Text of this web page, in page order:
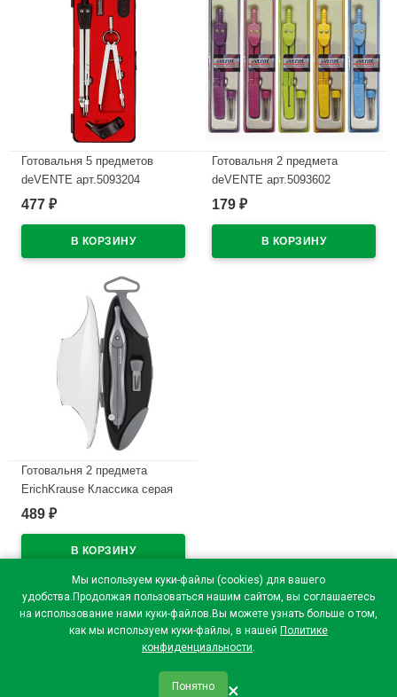
Мы используем куки-файлы (cookies) для вашего
удобства.Продолжая пользоваться нашим сайтом, вы соглашаетесь
на использование нами куки-файлов.Вы можете узнать больше о том,
как мы используем куки-файлы, в нашей Политике
конфиденциальности.
Понятно ×
Готовальня 5 предметов
deVENTE арт.5093204
В наличии
477 ₽
Готовальня 2 предмета
deVENTE арт.5093602
В наличии
179 ₽
Готовальня 2 предмета
ErichKrause Классика серая
арт.61429
489 ₽